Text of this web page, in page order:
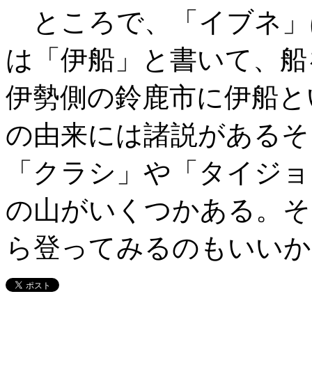
ところで、「イブネ
は「伊船」と書いて、
伊勢側の鈴鹿市に伊船
の由来には諸説がある
「クラシ」や「タイジ
の山がいくつかある。
ら登ってみるのもいい